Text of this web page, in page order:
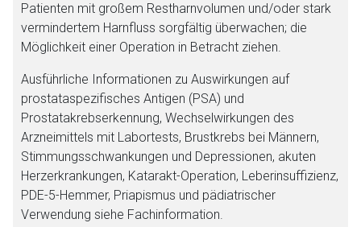
Patienten mit großem Restharnvolumen und/oder stark
vermindertem Harnfluss sorgfältig überwachen; die
Möglichkeit einer Operation in Betracht ziehen.
Ausführliche Informationen zu Auswirkungen auf
prostataspezifisches Antigen (PSA) und
Prostatakrebserkennung, Wechselwirkungen des
Arzneimittels mit Labortests, Brustkrebs bei Männern,
Stimmungsschwankungen und Depressionen, akuten
Herzerkrankungen, Katarakt-Operation, Leberinsuffizienz,
PDE-5-Hemmer, Priapismus und pädiatrischer
Verwendung siehe Fachinformation.